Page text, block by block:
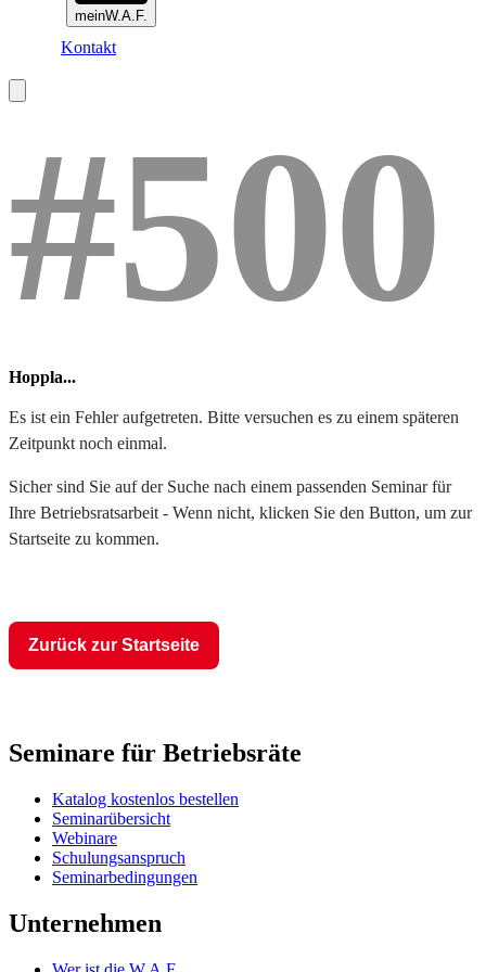
meinW.A.F.
Kontakt
#500
Hoppla...
Es ist ein Fehler aufgetreten. Bitte versuchen es zu einem späteren
Zeitpunkt noch einmal.
Sicher sind Sie auf der Suche nach einem passenden Seminar für
Ihre Betriebsratsarbeit - Wenn nicht, klicken Sie den Button, um zur
Startseite zu kommen.
Zurück zur Startseite
Seminare für Betriebsräte
Katalog kostenlos bestellen
Seminarübersicht
Webinare
Schulungsanspruch
Seminarbedingungen
Unternehmen